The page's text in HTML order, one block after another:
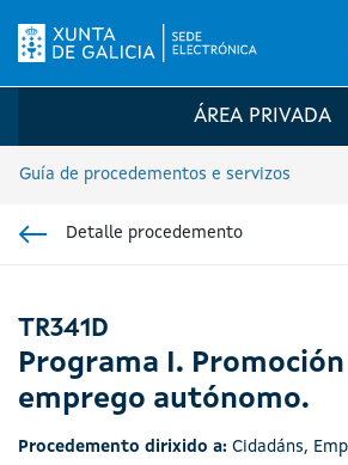
Logo da Sede
ÁREA PRIVADA
Guía de procedementos e servizos
Detalle procedemento
TR341D
Programa I.
emprego autónomo.
Procedemento dirixido a: Cidadáns,